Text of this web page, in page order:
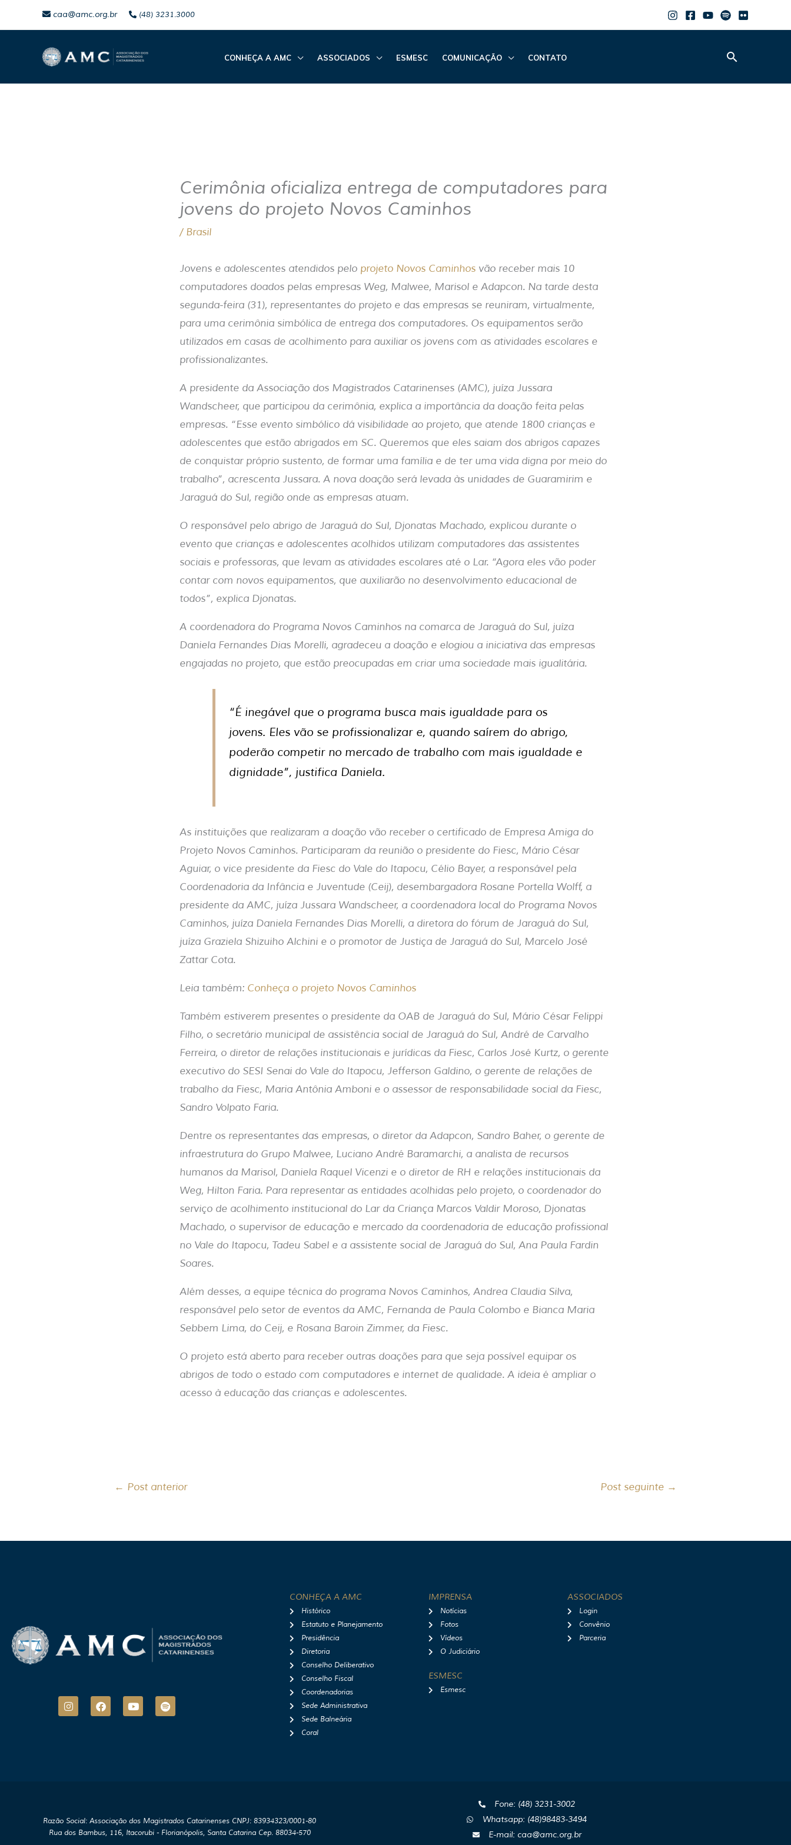
conteúdo
caa@amc.org.br (48) 3231.3000
CONHEÇA A AMC ASSOCIADOS ESMESC COMUNICAÇÃO CONTATO Pesquisar
Cerimônia oficializa entrega de computadores para
jovens do projeto Novos Caminhos
/ Brasil
Jovens e adolescentes atendidos pelo projeto Novos Caminhos vão receber mais 10
computadores doados pelas empresas Weg, Malwee, Marisol e Adapcon. Na tarde desta
segunda-feira (31), representantes do projeto e das empresas se reuniram, virtualmente,
para uma cerimônia simbólica de entrega dos computadores. Os equipamentos serão
utilizados em casas de acolhimento para auxiliar os jovens com as atividades escolares e
profissionalizantes.
A presidente da Associação dos Magistrados Catarinenses (AMC), juíza Jussara
Wandscheer, que participou da cerimônia, explica a importância da doação feita pelas
empresas. “Esse evento simbólico dá visibilidade ao projeto, que atende 1800 crianças e
adolescentes que estão abrigados em SC. Queremos que eles saiam dos abrigos capazes
de conquistar próprio sustento, de formar uma família e de ter uma vida digna por meio do
trabalho”, acrescenta Jussara. A nova doação será levada às unidades de Guaramirim e
Jaraguá do Sul, região onde as empresas atuam.
O responsável pelo abrigo de Jaraguá do Sul, Djonatas Machado, explicou durante o
evento que crianças e adolescentes acolhidos utilizam computadores das assistentes
sociais e professoras, que levam as atividades escolares até o Lar. “Agora eles vão poder
contar com novos equipamentos, que auxiliarão no desenvolvimento educacional de
todos”, explica Djonatas.
A coordenadora do Programa Novos Caminhos na comarca de Jaraguá do Sul, juíza
Daniela Fernandes Dias Morelli, agradeceu a doação e elogiou a iniciativa das empresas
engajadas no projeto, que estão preocupadas em criar uma sociedade mais igualitária.
“É inegável que o programa busca mais igualdade para os
jovens. Eles vão se profissionalizar e, quando saírem do abrigo,
poderão competir no mercado de trabalho com mais igualdade e
dignidade”, justifica Daniela.
As instituições que realizaram a doação vão receber o certificado de Empresa Amiga do
Projeto Novos Caminhos. Participaram da reunião o presidente do Fiesc, Mário César
Aguiar, o vice presidente da Fiesc do Vale do Itapocu, Célio Bayer, a responsável pela
Coordenadoria da Infância e Juventude (Ceij), desembargadora Rosane Portella Wolff, a
presidente da AMC, juíza Jussara Wandscheer, a coordenadora local do Programa Novos
Caminhos, juíza Daniela Fernandes Dias Morelli, a diretora do fórum de Jaraguá do Sul,
juíza Graziela Shizuiho Alchini e o promotor de Justiça de Jaraguá do Sul, Marcelo José
Zattar Cota.
Leia também: Conheça o projeto Novos Caminhos
Também estiverem presentes o presidente da OAB de Jaraguá do Sul, Mário César Felippi
Filho, o secretário municipal de assistência social de Jaraguá do Sul, André de Carvalho
Ferreira, o diretor de relações institucionais e jurídicas da Fiesc, Carlos José Kurtz, o gerente
executivo do SESI Senai do Vale do Itapocu, Jefferson Galdino, o gerente de relações de
trabalho da Fiesc, Maria Antônia Amboni e o assessor de responsabilidade social da Fiesc,
Sandro Volpato Faria.
Dentre os representantes das empresas, o diretor da Adapcon, Sandro Baher, o gerente de
infraestrutura do Grupo Malwee, Luciano André Baramarchi, a analista de recursos
humanos da Marisol, Daniela Raquel Vicenzi e o diretor de RH e relações institucionais da
Weg, Hilton Faria. Para representar as entidades acolhidas pelo projeto, o coordenador do
serviço de acolhimento institucional do Lar da Criança Marcos Valdir Moroso, Djonatas
Machado, o supervisor de educação e mercado da coordenadoria de educação profissional
no Vale do Itapocu, Tadeu Sabel e a assistente social de Jaraguá do Sul, Ana Paula Fardin
Soares.
Além desses, a equipe técnica do programa Novos Caminhos, Andrea Claudia Silva,
responsável pelo setor de eventos da AMC, Fernanda de Paula Colombo e Bianca Maria
Sebbem Lima, do Ceij, e Rosana Baroin Zimmer, da Fiesc.
O projeto está aberto para receber outras doações para que seja possível equipar os
abrigos de todo o estado com computadores e internet de qualidade. A ideia é ampliar o
acesso à educação das crianças e adolescentes.
← Post anterior Post seguinte →
I
n
F
a
Y
o
S
p
CONHEÇA A AMC
Histórico
Estatuto e Planejamento
Presidência
Diretoria
Conselho Deliberativo
Conselho Fiscal
Coordenadorias
Sede Administrativa
Sede Balneária
Coral
IMPRENSA
Notícias
Fotos
Vídeos
O Judiciário
ESMESC
Esmesc
ASSOCIADOS
Login
Convênio
Parceria
Razão Social: Associação dos Magistrados Catarinenses CNPJ: 83934323/0001-80
Rua dos Bambus, 116, Itacorubi - Florianópolis, Santa Catarina Cep. 88034-570
Fone: (48) 3231-3002
Whatsapp: (48)98483-3494
E-mail: caa@amc.org.br